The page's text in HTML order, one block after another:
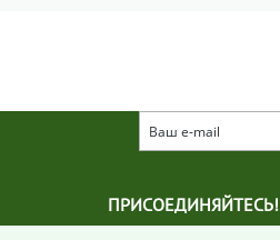
ПРИСОЕДИНЯЙТЕСЬ!